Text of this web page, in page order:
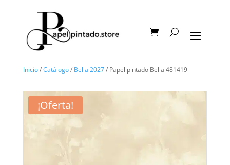
Inicio/Catálogo/ Bella 2027/ Papel pintado Bella 481419
¡Oferta!